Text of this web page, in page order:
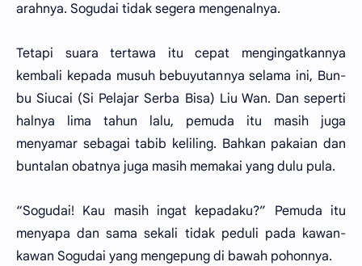
arahnya. Sogudai tidak segera mengenalnya.
Tetapi suara tertawa itu cepat mengingatkannya
kembali kepada musuh bebuyutannya selama ini, Bun-
bu Siucai (Si Pelajar Serba Bisa) Liu Wan. Dan seperti
halnya lima tahun lalu, pemuda itu masih juga
menyamar sebagai tabib keliling. Bahkan pakaian dan
buntalan obatnya juga masih memakai yang dulu pula.
“Sogudai! Kau masih ingat kepadaku?” Pemuda itu
menyapa dan sama sekali tidak peduli pada kawan-
kawan Sogudai yang mengepung di bawah pohonnya.